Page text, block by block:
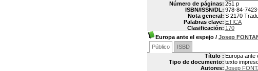
Número de páginas: 251 p
ISBN/ISSN/DL: 978-84-
Nota general: S 2170
Palabras clave: ETICA
Clasificación: 170
Europa ante el espejo / Josep
Público
ISBD
Título : Europa ante
Tipo de documento: texto
Autores: Josep